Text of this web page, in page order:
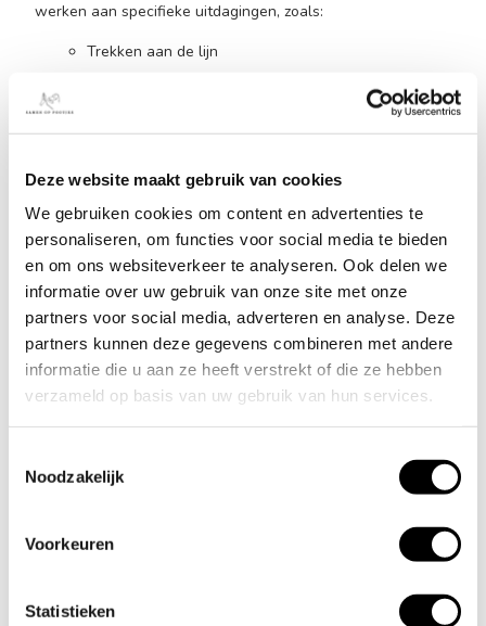
Deze website maakt gebruik van cookies
We gebruiken cookies om content en advertenties te
personaliseren, om functies voor social media te bieden
en om ons websiteverkeer te analyseren. Ook delen we
informatie over uw gebruik van onze site met onze
partners voor social media, adverteren en analyse. Deze
partners kunnen deze gegevens combineren met andere
informatie die u aan ze heeft verstrekt of die ze hebben
verzameld op basis van uw gebruik van hun services.
Noodzakelijk
Voorkeuren
Statistieken
werken aan specifieke uitdagingen, zoals:
Trekken aan de lijn
Najagen van fietsers, auto’s of andere bewegende
Onzekerheid of spanning in bepaalde situaties
Samen kijken we naar wat er speelt en hoe we hier stap
voor stap aan kunnen werken.
Persoonlijke aanpak
Tijdens de eerste lesnemen we uitgebreid de tijd om jullie
situatie te bespreken. We kijken onder andere naar:
Wat je zelf al hebt geprobeerd